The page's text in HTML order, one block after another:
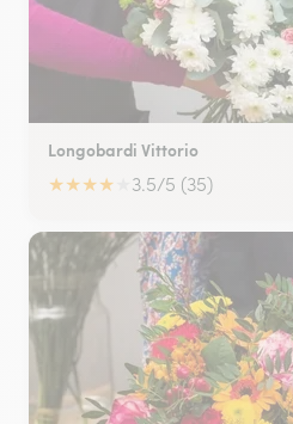
Longobardi Vittorio
★★★★ 3.5/5 (35)